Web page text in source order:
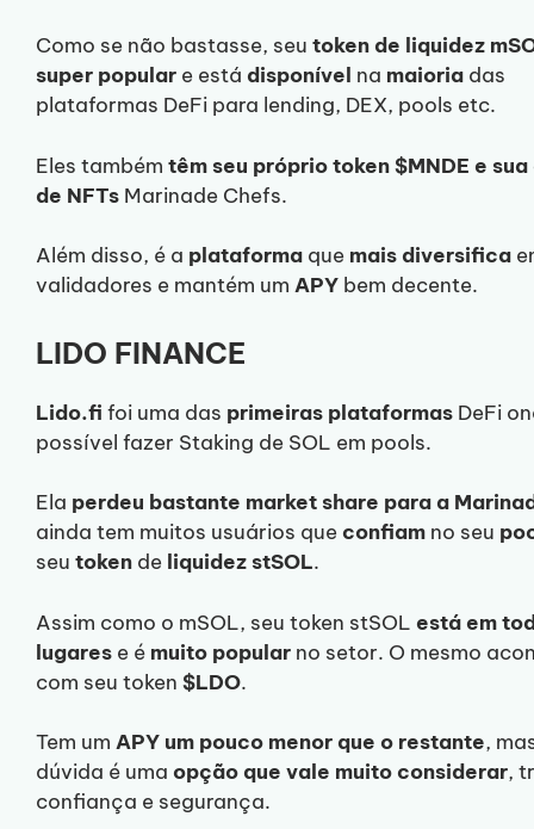
Como se não bastasse, seu token de liquidez
super popular e está disponível na maioria das
plataformas DeFi para lending, DEX, pools etc.
Eles também têm seu próprio token $MNDE e
de NFTs Marinade Chefs.
Além disso, é a plataforma que mais diversifica
validadores e mantém um APY bem decente.
LIDO FINANCE
Lido.fi foi uma das primeiras plataformas DeFi
possível fazer Staking de SOL em pools.
Ela perdeu bastante market share para a
ainda tem muitos usuários queconfiam no seu
seu token de liquidez stSOL.
Assim como o mSOL, seu token stSOL está em
lugares e é muito popular no setor. O mesmo
com seu token $LDO.
Tem um APY um pouco menor que o restante,
dúvida é uma opção que vale muito considerar,
confiança e segurança.